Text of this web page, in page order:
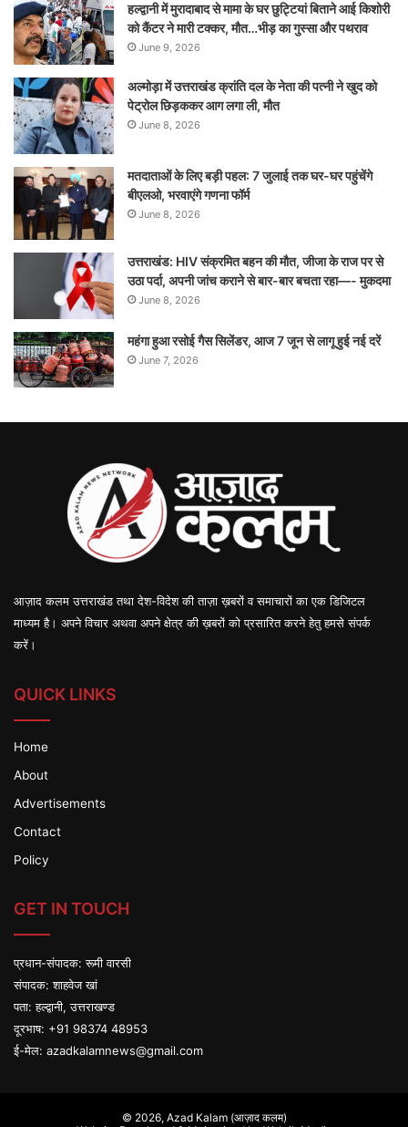
हल्द्वानी में मुरादाबाद से मामा के घर छुट्टियां बिताने आई किशोरी
को कैंटर ने मारी टक्कर, मौत…भीड़ का गुस्सा और पथराव
June 9, 2026
अल्मोड़ा में उत्तराखंड क्रांति दल के नेता की पत्नी ने खुद को
पेट्रोल छिड़ककर आग लगा ली, मौत
June 8, 2026
मतदाताओं के लिए बड़ी पहल: 7 जुलाई तक घर-घर पहुंचेंगे
बीएलओ, भरवाएंगे गणना फॉर्म
June 8, 2026
उत्तराखंड: HIV संक्रमित बहन की मौत, जीजा के राज पर से
उठा पर्दा, अपनी जांच कराने से बार-बार बचता रहा—- मुकदमा
June 8, 2026
महंगा हुआ रसोई गैस सिलेंडर, आज 7 जून से लागू हुई नई दरें
June 7, 2026
आज़ाद कलम उत्तराखंड तथा देश-विदेश की ताज़ा ख़बरों व समाचारों का एक डिजिटल
माध्यम है। अपने विचार अथवा अपने क्षेत्र की ख़बरों को प्रसारित करने हेतु हमसे संपर्क
करें।
QUICK LINKS
Home
About
Advertisements
Contact
Policy
GET IN TOUCH
प्रधान-संपादक: रूमी वारसी
संपादक: शाहवेज खां
पता: हल्द्वानी, उत्तराखण्ड
दूरभाष: +91 98374 48953
ई-मेल: azadkalamnews@gmail.com
© 2026, Azad Kalam (आज़ाद कलम)